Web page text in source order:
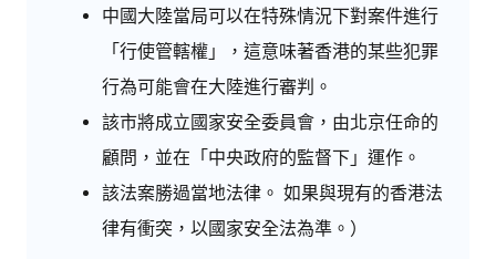
中國大陸當局可以在特殊情況下對案件進行
「行使管轄權」，這意味著香港的某些犯罪
行為可能會在大陸進行審判。
該市將成立國家安全委員會，由北京任命的
顧問，並在「中央政府的監督下」運作。
該法案勝過當地法律。 如果與現有的香港法
律有衝突，以國家安全法為準。）